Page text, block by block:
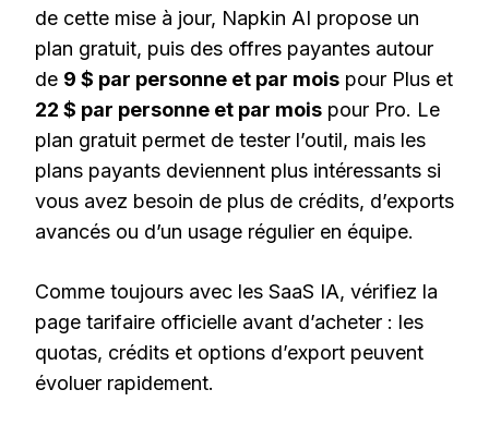
de cette mise à jour, Napkin AI propose un
plan gratuit, puis des offres payantes autour
de 9 $ par personne et par mois pour Plus et
22 $ par personne et par mois pour Pro. Le
plan gratuit permet de tester l’outil, mais les
plans payants deviennent plus intéressants si
vous avez besoin de plus de crédits, d’exports
avancés ou d’un usage régulier en équipe.
Comme toujours avec les SaaS IA, vérifiez la
page tarifaire officielle avant d’acheter : les
quotas, crédits et options d’export peuvent
évoluer rapidement.